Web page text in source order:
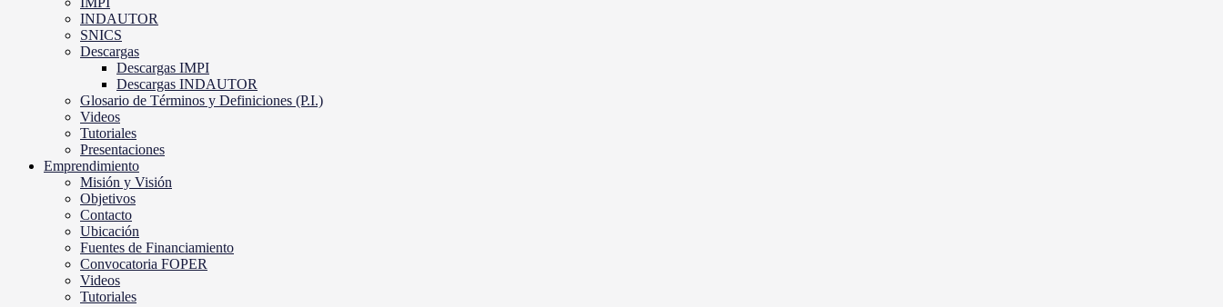
INDAUTOR
SNICS
Descargas
Descargas IMPI
Descargas INDAUTOR
Glosario de Términos y Definiciones (P.I.)
Videos
Tutoriales
Presentaciones
Emprendimiento
Misión y Visión
Objetivos
Contacto
Ubicación
Fuentes de Financiamiento
Convocatoria FOPER
Videos
Tutoriales